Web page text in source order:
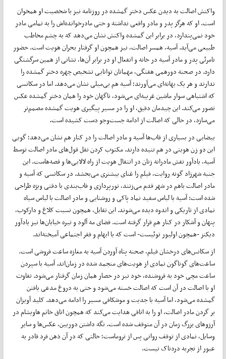
واکنش اصالت به دیدن عکس دختر گمشده در روزنامه نیز با شخصیت او همخوان
است. او که هرگز پدر و مادر واقعی نداشته و حتی مادرخوانده‌اش را به تمامی مادر
خود نمی‌پندارد، در برابر این گمشده واکنش نشان می‌دهد که به چشم مخاطب
طبیعی می‌آید. آسیه، همسر اصالت، نیز همچون او گرفتار بحران هویت است. حضور
نامرئی پدر و مادر آسیه در خانه و انفعال او در برابر آن‌ها، نشانی از همین سرگشتگی
دارد. در صحنه دورهمی هفتگی، مهمانان توانایی تشخیص چهره دختر گمشده را
ندارند و هر یک بهانه‌ای می‌آورند؛ آسیه هم بی‌میلی نشان می‌دهد. اما در سکانسی
که اشتباهی سوار ماشین غریبه‌ای می‌شود، ناگهان خود را همان دختر گمشده عکس
تصور می‌کند. این چیدمان دقیق، او را در مسیر پیگیری هویت گمشده مصمم‌تر
می‌سازد، در حالی که اصالت از ادامه جست‌و‌جو دست کشیده است.
بیضایی در بسیاری از قاب‌ها آسیه و مادر اصالت را در کنار هم نشان می‌دهد؛ گویی
این دو زن هویتی در هم تنیده دارند. مکتوب کردن نقل قول‌های مادر اصالت توسط
آسیه، یادآور نقش مادرانه زنان در انتقال هویت از راه لالایی‌ها و قصه‌هاست. این
جنبه شهرزاد گونه روایت، فیلم را غنای بیشتری می‌بخشد. در سکانسی که آسیه و
مادر اصالت باهم در شهر قدم می‌زنند، نورپردازی و قاب‌بندی با دقتی ویژه طراحی
شده است: آسیه با لباس سفید نماد پاکی و روشنایی و مادر اصالت با لباس سیاه
نمادی از تاریکی و اندوه دیده می‌شوند. این تقابل، همچون نسبت کلاغ و دارکوب،
پنهان و آشکار در کنار هم قرار گرفته است. فضای مه آلود و تیره خیابان‌ها نیز یادآور
دیکنز -همچون اولیور توئیست- است که با ابهام و فقر اجتماعی آمیخته‌اند.
از سکانس‌های درخشان فیلم، صحنه پناه آوردن آسیه به مغازه ساعت فروشی است.
ساعت‌های گوناگون نمادی از هویت‌های منجمد شده در زمان‌اند. آسیه با سپردن
ساعت مچی خود به فروشنده، خود نیز در حصار همان زمان گرفتار می‌شود. تفاوت
او با اصالت در آن است که اصالت خسته می‌شود و حتی به دروغ مدعی یافتن
گمشده می‌شود، اما آسیه با جدیت و موشکافی مسیر را ادامه می‌دهد. کلید آویزان
بر گردن مادر اصالت، او را به اتاقی هدایت می‌کند که همچون اتاق خانم هاویشام در
آرزوهای بزرگ زمان در آن متوقف شده است. نگه داشتن دوربین، عکس‌ها و سایر
وسایل، نمادی از توقف روانی پس از تروماست؛ حالتی که در آن ذهن فرد قادر به
عبور از تجربه دردناک نیست.